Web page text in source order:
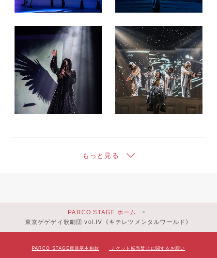
もっと見る
PARCO STAGE ホーム
東京ゲゲゲイ歌劇団 vol.IV《キテレツメンタルワールド》
PARCO STAGE鑑賞基本約款 チケット転売禁止に関するお願い